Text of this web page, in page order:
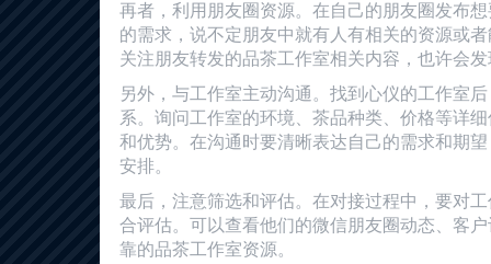
再者，利用朋友圈资源。在自己的朋友圈发布
的需求，说不定朋友中就有人有相关的资源或
关注朋友转发的品茶工作室相关内容，也许会
另外，与工作室主动沟通。找到心仪的工作室
系。询问工作室的环境、茶品种类、价格等详
和优势。在沟通时要清晰表达自己的需求和期
安排。
最后，注意筛选和评估。在对接过程中，要对
合评估。可以查看他们的微信朋友圈动态、客
靠的品茶工作室资源。